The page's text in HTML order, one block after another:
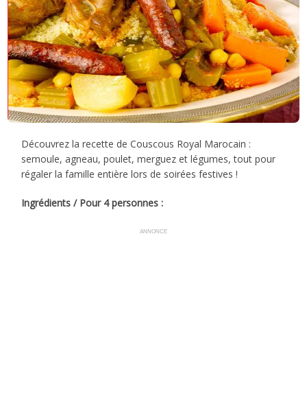
Découvrez la recette de Couscous Royal Marocain :
semoule, agneau, poulet, merguez et légumes, tout pour
régaler la famille entière lors de soirées festives !
Ingrédients / Pour 4 personnes :
ANNONCE